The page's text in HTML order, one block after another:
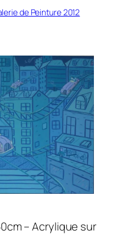
de Peinture 2012
– Acrylique sur